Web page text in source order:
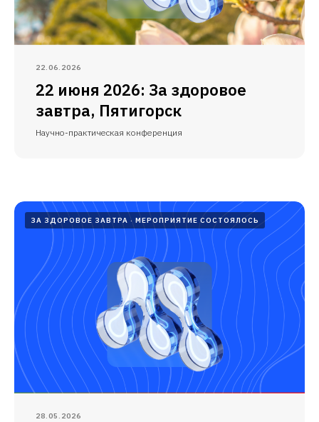
22.06.2026
22 июня 2026: За здоровое
завтра, Пятигорск
Научно-практическая конференция
ЗА ЗДОРОВОЕ ЗАВТРА МЕРОПРИЯТИЕ СОСТОЯЛОСЬ
28.05.2026